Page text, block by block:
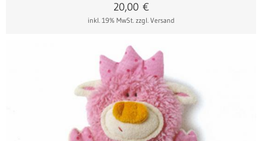
inkl. 19% MwSt. zzgl. Versand
20,00€